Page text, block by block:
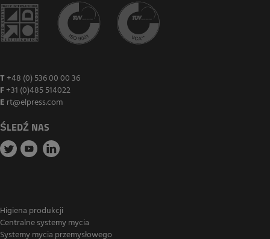
T +48 (0) 536 00 00 36
F+31 (0)485 514022
E rt@elpress.com
ŚLEDŹ NAS
Higiena produkcji
Centralne systemy mycia
Systemy mycia przemysłowego